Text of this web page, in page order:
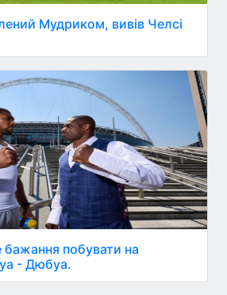
Мудриком, вивів Челсі
побувати на
- Дюбуа.